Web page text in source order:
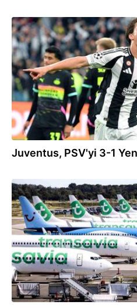
17.09.2024
Juventus, PSV'yi 3-1
28.08.2024